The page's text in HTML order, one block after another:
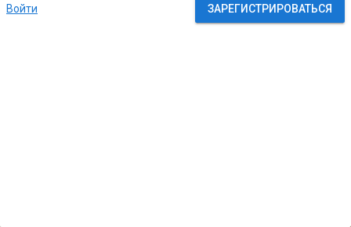
Войти ЗАРЕГИСТРИРОВАТЬСЯ
ЖКХ вы сможете: